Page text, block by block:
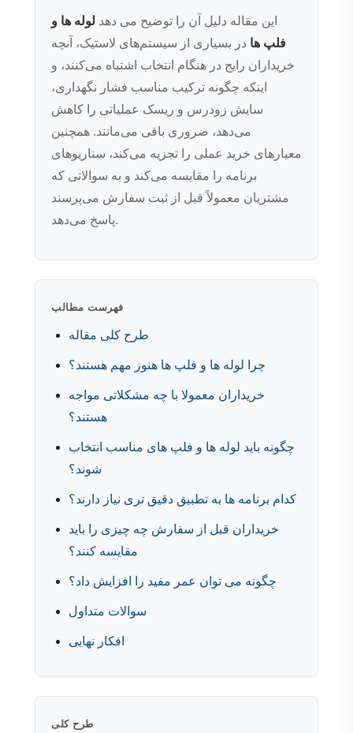
این مقاله دلیل آن را توضیح می دهد لوله ها و
فلپ ها در بسیاری از سیستم‌های لاستیک، آنچه
خریداران رایج در هنگام انتخاب اشتباه می‌کنند، و
اینکه چگونه ترکیب مناسب فشار نگهداری،
سایش زودرس و ریسک عملیاتی را کاهش
می‌دهد، ضروری باقی می‌مانند. همچنین
معیارهای خرید عملی را تجزیه می‌کند، سناریوهای
برنامه را مقایسه می‌کند و به سوالاتی که
مشتریان معمولاً قبل از ثبت سفارش می‌پرسند
پاسخ می‌دهد.
فهرست مطالب
طرح کلی مقاله
چرا لوله ها و فلپ ها هنوز مهم هستند؟
خریداران معمولا با چه مشکلاتی مواجه
هستند؟
چگونه باید لوله ها و فلپ های مناسب انتخاب
شوند؟
کدام برنامه ها به تطبیق دقیق تری نیاز دارند؟
خریداران قبل از سفارش چه چیزی را باید
مقایسه کنند؟
چگونه می توان عمر مفید را افزایش داد؟
سوالات متداول
افکار نهایی
طرح کلی